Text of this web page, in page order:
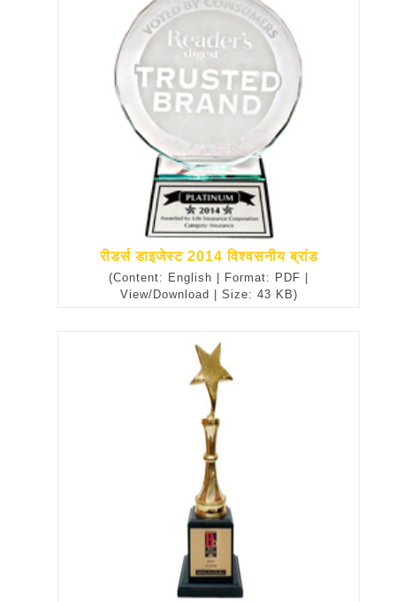
रीडर्स डाइजेस्ट 2014 विश्वसनीय ब्रांड
(Content: English | Format: PDF |
View/Download | Size: 43 KB)